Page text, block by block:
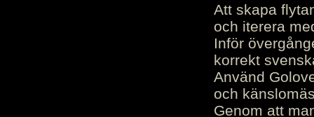
Att skapa
och iterera
Inför
korrekt
Använd
och
Genom att